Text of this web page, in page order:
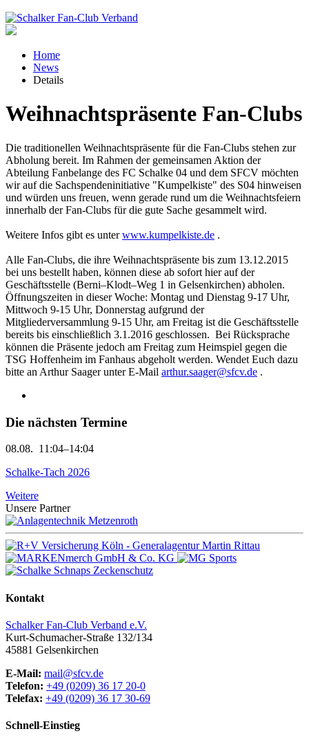
Home
News
Details
Weihnachtspräsente Fan-Clubs
Die traditionellen Weihnachtspräsente für die Fan-Clubs stehen zur
Abholung bereit. Im Rahmen der gemeinsamen Aktion der
Abteilung Fanbelange des FC Schalke 04 und dem SFCV möchten
wir auf die Sachspendeninitiative "Kumpelkiste" des S04 hinweisen
und würden uns freuen, wenn gerade rund um die Weihnachtsfeiern
innerhalb der Fan-Clubs für die gute Sache gesammelt wird.
Weitere Infos gibt es unterwww.kumpelkiste.de .
Alle Fan-Clubs, die ihre Weihnachtspräsente bis zum 13.12.2015
bei uns bestellt haben, können diese ab sofort hier auf der
Geschäftsstelle (Berni–Klodt–Weg 1 in Gelsenkirchen) abholen.
Öffnungszeiten in dieser Woche: Montag und Dienstag 9-17 Uhr,
Mittwoch 9-15 Uhr, Donnerstag aufgrund der
Mitgliederversammlung 9-15 Uhr, am Freitag ist die Geschäftsstelle
bereits bis einschließlich 3.1.2016 geschlossen. Bei Rücksprache
können die Präsente jedoch am Freitag zum Heimspiel gegen die
TSG Hoffenheim im Fanhaus abgeholt werden. Wendet Euch dazu
bitte an Arthur Saager unter E-Mail arthur.saager@sfcv.de .
Die nächsten Termine
08.08. 11:04–14:04
Schalke-Tach 2026
Weitere
Unsere Partner
Kontakt
Schalker Fan-Club Verband e.V.
Kurt-Schumacher-Straße 132/134
45881 Gelsenkirchen
E-Mail: mail@sfcv.de
Telefon: +49 (0209) 36 17 20-0
Telefax: +49 (0209) 36 17 30-69
Schnell-Einstieg